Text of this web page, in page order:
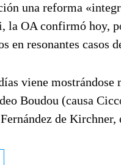
una reforma
OA confirmó hoy,
en resonantes casos
viene
Boudou (causa
de